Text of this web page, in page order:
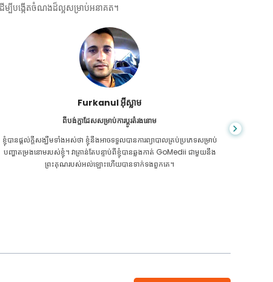
ម្បីបង្កើតចំណងដ៏ល្អសម្រាប់អនាគត។
ជា សារ៉ាត់
ពីប្រទេសកម្ពុជាសម្រាប់ CKD
CKD គឺ​ជា​ស្ថានភាព​ពេញ​មួយ​ជីវិត​ដែល​កាន់តែ​អាក្រក់​ទៅៗ។ ខ្ញុំបានរងទុក្ខវាយូ
រហើយ ទីបំផុត GoMedii និងដៃគូរបស់គេម្នាក់នៅកម្ពុជា បានជួយខ្ញុំឱ្យដឹងថា វា
ដល់ពេលថែរក្សាសុខភាពរបស់ខ្ញុំហើយ។